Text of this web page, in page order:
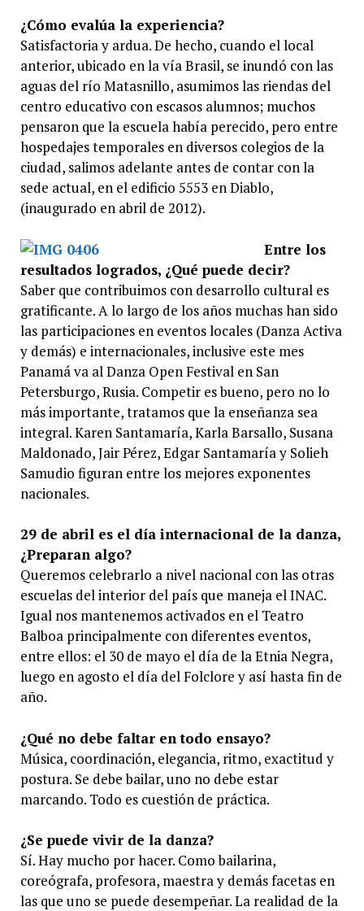
¿Cómo evalúa la experiencia?
Satisfactoria y ardua. De hecho, cuando el local
anterior, ubicado en la vía Brasil, se inundó con las
aguas del río Matasnillo, asumimos las riendas del
centro educativo con escasos alumnos; muchos
pensaron que la escuela había perecido, pero entre
hospedajes temporales en diversos colegios de la
ciudad, salimos adelante antes de contar con la
sede actual, en el edificio 5553 en Diablo,
(inaugurado en abril de 2012).
Entre los
resultados logrados, ¿Qué puede decir?
Saber que contribuimos con desarrollo cultural es
gratificante. A lo largo de los años muchas han sido
las participaciones en eventos locales (Danza Activa
y demás) e internacionales, inclusive este mes
Panamá va al Danza Open Festival en San
Petersburgo, Rusia. Competir es bueno, pero no lo
más importante, tratamos que la enseñanza sea
integral. Karen Santamaría, Karla Barsallo, Susana
Maldonado, Jair Pérez, Edgar Santamaría y Solieh
Samudio figuran entre los mejores exponentes
nacionales.
29 de abril es el día internacional de la danza,
¿Preparan algo?
Queremos celebrarlo a nivel nacional con las otras
escuelas del interior del país que maneja el INAC.
Igual nos mantenemos activados en el Teatro
Balboa principalmente con diferentes eventos,
entre ellos: el 30 de mayo el día de la Etnia Negra,
luego en agosto el día del Folclore y así hasta fin de
año.
¿Qué no debe faltar en todo ensayo?
Música, coordinación, elegancia, ritmo, exactitud y
postura. Se debe bailar, uno no debe estar
marcando. Todo es cuestión de práctica.
¿Se puede vivir de la danza?
Sí. Hay mucho por hacer. Como bailarina,
coreógrafa, profesora, maestra y demás facetas en
las que uno se puede desempeñar. La realidad de la